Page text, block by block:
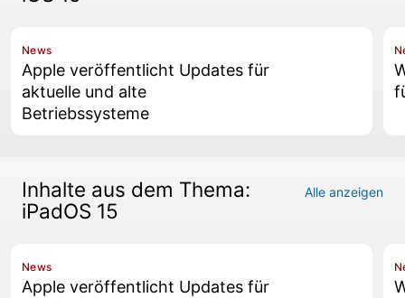
News
Apple veröffentlicht Updates für
aktuelle und alte
Betriebssysteme
Inhalte aus dem Thema:
iPadOS 15
Alle anzeigen
News
Apple veröffentlicht Updates für